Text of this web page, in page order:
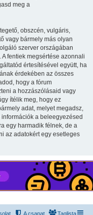
meg a
obszcén, vulgáris,
vagy bármely más olyan
szerver országában
fentiek megsértése azonnali
értesítésével együtt, ha
érdekében az összes
hogy a fórum
a hozzászólásaid vagy
ítélik meg, hogy ez
adat, melyet megadsz,
a beleegyezésed
egy harmadik félnek, de a
az adatokért egy esetleges
Taglista
A csapat